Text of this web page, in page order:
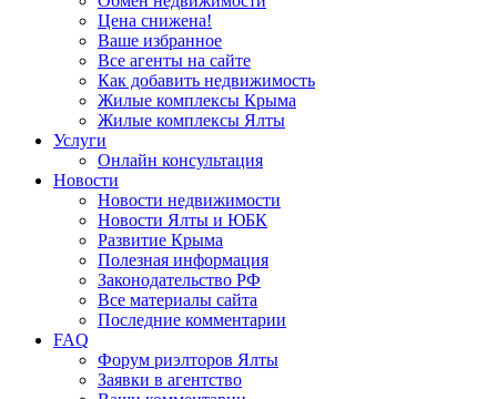
Цена снижена!
Ваше избранное
Все агенты на сайте
Как добавить недвижимость
Жилые комплексы Крыма
Жилые комплексы Ялты
Услуги
Онлайн консультация
Новости
Новости недвижимости
Новости Ялты и ЮБК
Развитие Крыма
Полезная информация
Законодательство РФ
Все материалы сайта
Последние комментарии
FAQ
Форум риэлторов Ялты
Заявки в агентство